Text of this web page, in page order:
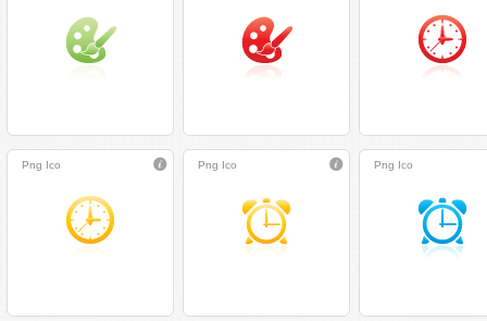
Png Ico Png Ico Png Ico